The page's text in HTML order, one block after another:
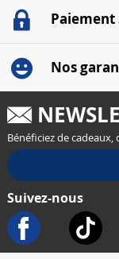
Paiement
Nos
Bénéficiez de
Suivez-nous